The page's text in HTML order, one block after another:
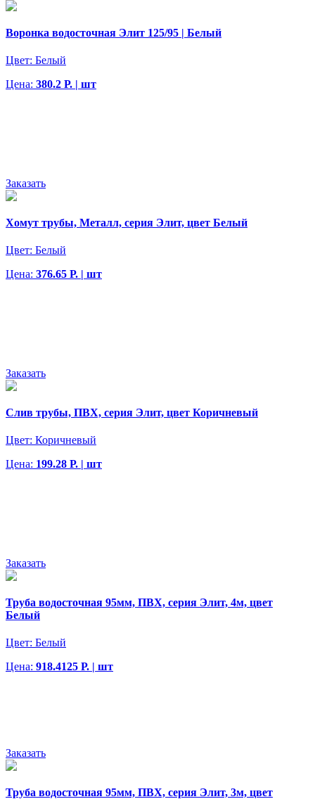
Воронка водосточная Элит 125/95 | Белый
Цвет: Белый
Цена: 380.2 Р. | шт
Заказать
Хомут трубы, Металл, серия Элит, цвет Белый
Цвет: Белый
Цена: 376.65 Р. | шт
Заказать
Слив трубы, ПВХ, серия Элит, цвет Коричневый
Цвет: Коричневый
Цена: 199.28 Р. | шт
Заказать
Труба водосточная 95мм, ПВХ, серия Элит, 4м, цвет
Белый
Цвет: Белый
Цена: 918.4125 Р. | шт
Заказать
Труба водосточная 95мм, ПВХ, серия Элит, 3м, цвет